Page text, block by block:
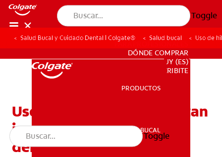
Toggle
SALUD BUCAL
PARA PROFESIONALES
DÓNDE COMPRAR
UY (ES)
SUSCRIBITE
PRODUCTOS
SALUD BUCAL
Toggle
Salud Bucal y Cuidado Dental | Colgate® Salud bucal Uso de
Uso de hilo dental: ¿Qué tan
importante es usar hilo
dental para vos?